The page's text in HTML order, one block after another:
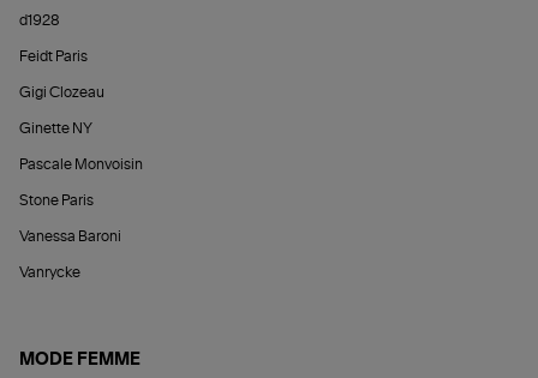
d1928
Feidt Paris
Gigi Clozeau
Ginette NY
Pascale Monvoisin
Stone Paris
Vanessa Baroni
Vanrycke
MODE FEMME